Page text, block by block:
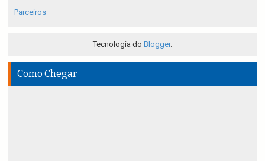
Parceiros
Tecnologia do Blogger.
Como Chegar